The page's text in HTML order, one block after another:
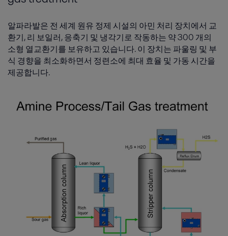
알파라발은 전 세계 원유 정제 시설의 아민 처리 장치에서 교
환기, 리 보일러, 응축기 및 냉각기로 작동하는 약 300 개의
소형 열교환기를 보유하고 있습니다. 이 장치는 파울링 및 부
식 경향을 최소화하면서 정련소에 최대 효율 및 가동 시간을
제공합니다.